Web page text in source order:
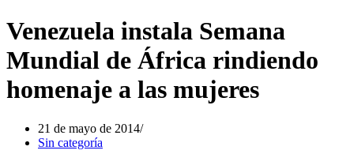
Venezuela instala Semana
Mundial de África rindiendo
homenaje a las mujeres
21 de mayo de 2014
Sin categoría